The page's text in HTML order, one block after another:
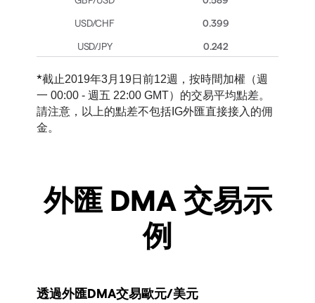
0.399
0.242
*截止2019年3月19日前12週，按時間加權（週
一 00:00 - 週五 22:00 GMT）的交易平均點差。
請注意，以上的點差不包括IG外匯直接接入的佣
金。
外匯 DMA 交易示
例
透過外匯DMA交易歐元/美元